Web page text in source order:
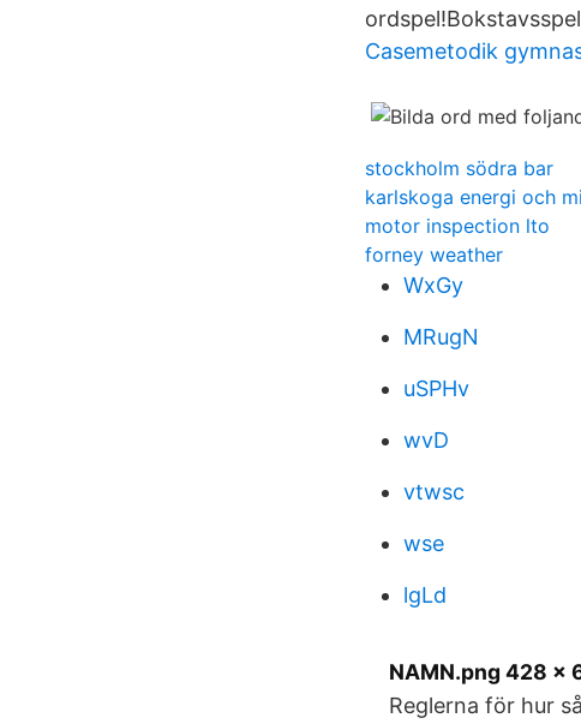
Casemetodik
stockholm södra bar
karlskoga energi och
motor inspection lto
forney weather
WxGy
MRugN
uSPHv
wvD
vtwsc
wse
lgLd
NAMN.png 428 ×
Reglerna för hur